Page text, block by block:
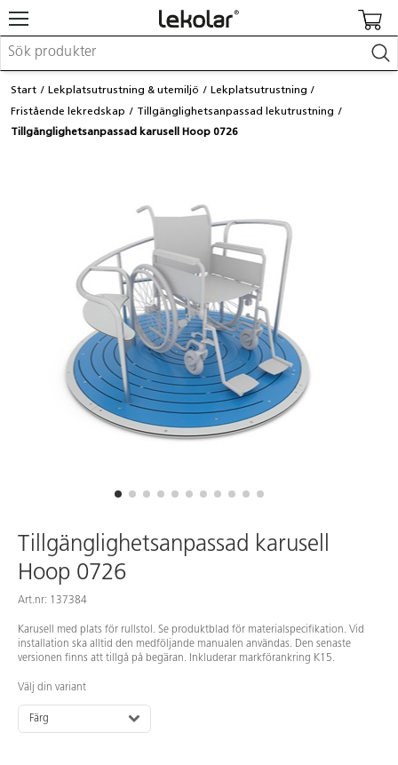
Möbler & inredning
Lekplatsutrustning & utemiljö
Skapa
Leka
Logga in / Registrera dig
Hitta din säljare
Kontakta Lekolar
Start Lekplatsutrustning & utemiljö
Lekplatsutrustning
Fristående lekredskap
Tillgänglighetsanpassad lekutrustning
Tillgänglighetsanpassad karusell Hoop 0726
Tillgänglighetsanpassad karusell
Hoop 0726
Art.nr: 137384
Karusell med plats för rullstol. Se produktblad för materialspecifikation. Vid
installation ska alltid den medföljande manualen användas. Den senaste
versionen finns att tillgå på begäran. Inkluderar markförankring K15.
Välj din variant
Färg